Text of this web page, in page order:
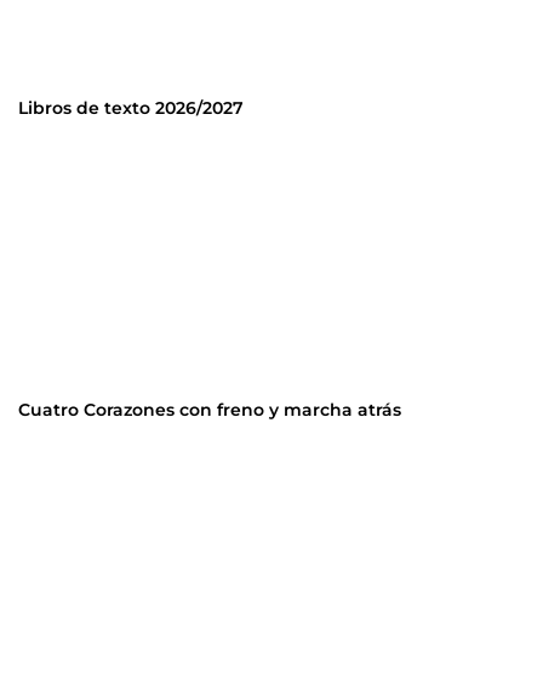
Libros de texto 2026/2027
Cuatro Corazones con freno y marcha atrás